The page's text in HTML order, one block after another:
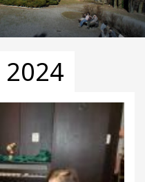
2024